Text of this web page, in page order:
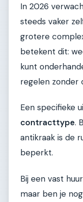
In 2026
steeds vaker
grotere
betekent dit:
kunt
regelen zonder
Een specifieke
contracttype.
antikraak is de
beperkt.
Bij een vast
maar ben je